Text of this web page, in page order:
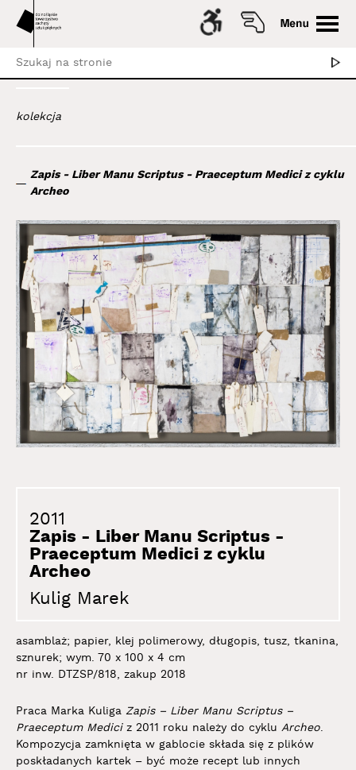
kolekcja
Zapis - Liber Manu Scriptus - Praeceptum Medici z cyklu
Archeo
2011
Zapis - Liber Manu Scriptus -
Praeceptum Medici z cyklu
Archeo
Kulig Marek
asamblaż; papier, klej polimerowy, długopis, tusz, tkanina,
sznurek; wym. 70 x 100 x 4 cm
nr inw. DTZSP/818, zakup 2018
Praca Marka Kuliga Zapis – Liber Manu Scriptus –
Praeceptum Mediciz 2011 roku należy do cyklu Archeo.
Kompozycja zamknięta w gablocie składa się z plików
poskładanych kartek – być może recept lub innych